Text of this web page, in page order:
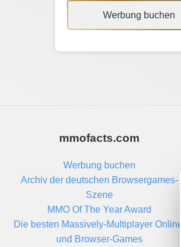
Werbung buchen
mmofacts.com
Werbung buchen
Archiv der deutschen Browsergames-
Szene
MMO Of The Year Award
Die besten Massively-Multiplayer Online-
und Browser-Games